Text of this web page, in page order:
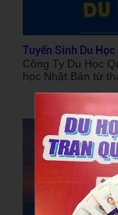
Tuyển Sinh Du
Công Ty Du Học
học Nhật Bản từ
sinh đây là thời
tiếng Nhật cơ bản